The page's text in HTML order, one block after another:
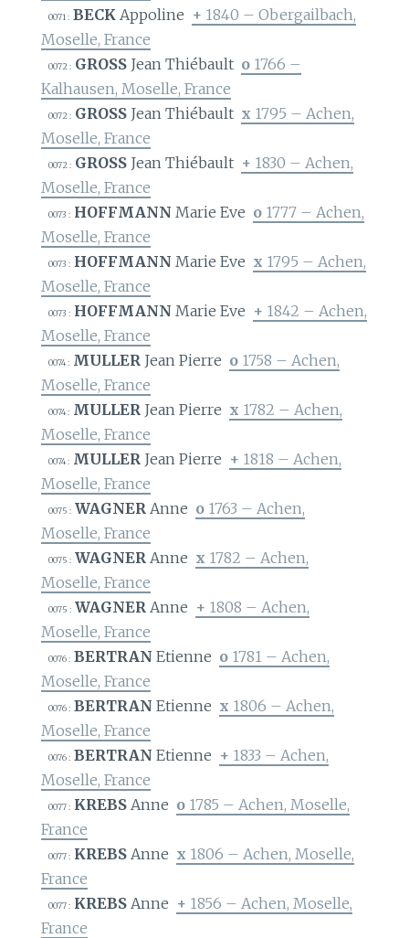
0071 : BECK Appoline + 1840 – Obergailbach,
Moselle, France
0072 : GROSS Jean Thiébault o 1766 –
Kalhausen, Moselle, France
0072 : GROSS Jean Thiébault x 1795 – Achen,
Moselle, France
0072 : GROSS Jean Thiébault + 1830 – Achen,
Moselle, France
0073 : HOFFMANN Marie Eve o 1777 – Achen,
Moselle, France
0073 : HOFFMANN Marie Eve x 1795 – Achen,
Moselle, France
0073 : HOFFMANN Marie Eve + 1842 – Achen,
Moselle, France
0074 : MULLER Jean Pierre o 1758 – Achen,
Moselle, France
0074 : MULLER Jean Pierre x 1782 – Achen,
Moselle, France
0074 : MULLER Jean Pierre + 1818 – Achen,
Moselle, France
0075 : WAGNER Anne o 1763 – Achen,
Moselle, France
0075 : WAGNER Anne x 1782 – Achen,
Moselle, France
0075 : WAGNER Anne + 1808 – Achen,
Moselle, France
0076 : BERTRAN Etienne o 1781 – Achen,
Moselle, France
0076 : BERTRAN Etienne x 1806 – Achen,
Moselle, France
0076 : BERTRAN Etienne + 1833 – Achen,
Moselle, France
0077 : KREBS Anne o 1785 – Achen, Moselle,
France
0077 : KREBS Anne x 1806 – Achen, Moselle,
France
0077 : KREBS Anne + 1856 – Achen, Moselle,
France